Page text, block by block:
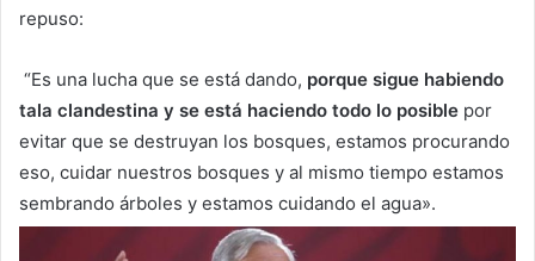
repuso:
“Es una lucha que se está dando, porque sigue habiendo
tala clandestina y se está haciendo todo lo posible por
evitar que se destruyan los bosques, estamos procurando
eso, cuidar nuestros bosques y al mismo tiempo estamos
sembrando árboles y estamos cuidando el agua».